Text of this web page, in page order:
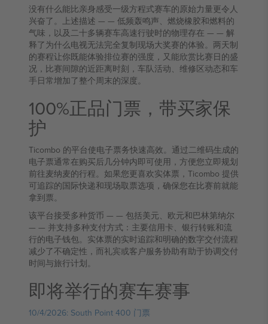
没有什么能比亲身感受一级方程式赛车的原始力量更令人
兴奋了。上述描述 — — 低频轰鸣声、燃烧橡胶和燃料的
气味，以及二十多辆赛车高速行驶时的物理存在 — — 解
释了为什么电视无法完全复制现场大奖赛的体验。两天制
的赛程让你既能体验排位赛的强度，又能欣赏比赛日的盛
况，比赛间隙的近距离时刻，车队活动、维修区动态和车
手日常增加了整个周末的深度。
100%正品门票，带买家保
护
Ticombo 的平台使电子票务快速高效。通过二维码生成的
电子票通常在购买后几分钟内即可使用，方便您立即规划
前往麦纳麦的行程。如果您更喜欢实体票，Ticombo 提供
可追踪的国际快递和现场取票选项，确保您在比赛前就能
拿到票。
该平台接受多种货币 — — 包括美元、欧元和巴林第纳尔
— — 并支持多种支付方式：主要信用卡、银行转账和流
行的电子钱包。实体票的实时追踪和明确的数字交付流程
减少了不确定性，而礼宾或客户服务协助有助于协调交付
时间与旅行计划。
即将举行的赛车赛事
10/4/2026: South Point 400 门票